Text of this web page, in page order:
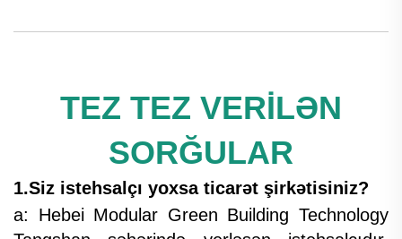
TEZ TEZ VERİLƏN
SORĞULAR
1.Siz istehsalçı yoxsa ticarət şirkətisiniz?
a: Hebei Modular Green Building Technology